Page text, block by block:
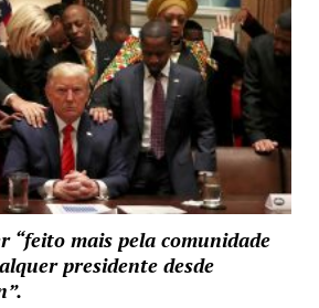
“feito mais pela comunidade
presidente desde